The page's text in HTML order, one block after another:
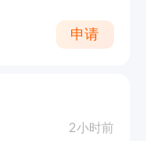
申请
2小时前